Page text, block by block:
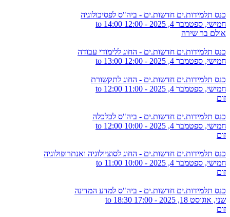
כנס תלמידות.ים חדשות.ים - ביה"ס לפסיכולוגיה
חמישי, ספטמבר 4, 2025 -
12:00
14:00
אולם בר שירה
כנס תלמידות.ים חדשות.ים - החוג ללימודי עבודה
חמישי, ספטמבר 4, 2025 -
12:00
13:00
כנס תלמידות.ים חדשות.ים - החוג לתקשורת
חמישי, ספטמבר 4, 2025 -
11:00
12:00
זום
כנס תלמידות.ים חדשות.ים - ביה"ס לכלכלה
חמישי, ספטמבר 4, 2025 -
10:00
12:00
זום
כנס תלמידות.ים חדשות.ים - החוג לסוציולוגיה ואנתרופולוגיה
חמישי, ספטמבר 4, 2025 -
10:00
11:00
זום
כנס תלמידות.ים חדשות.ים - ביה"ס למדע המדינה
שני, אוגוסט 18, 2025 -
17:00
18:30
זום